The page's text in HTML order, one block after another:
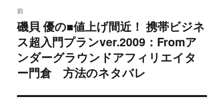
稿
ナ
ビ
前
過
去
の
磯貝 優の■値上げ間近！ 携帯ビジネ
ス超入門プランver.2009：Fromア
ンダーグラウンドアフィリエイタ
ー門倉 方法のネタバレ